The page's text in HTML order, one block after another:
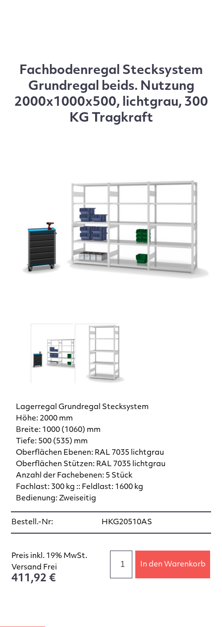
Fachbodenregal Stecksystem
Grundregal beids. Nutzung
2000x1000x500, lichtgrau, 300
KG Tragkraft
Lagerregal Grundregal Stecksystem
Höhe: 2000 mm
Breite: 1000 (1060) mm
Tiefe: 500 (535) mm
Oberflächen Ebenen: RAL 7035 lichtgrau
Oberflächen Stützen: RAL 7035 lichtgrau
Anzahl der Fachebenen: 5 Stück
Fachlast: 300 kg :: Feldlast: 1600 kg
Bedienung: Zweiseitig
Bestell.-Nr: HKG20510AS
Preis inkl. 19% MwSt.
Versand Frei
411,92 €
In den Warenkorb